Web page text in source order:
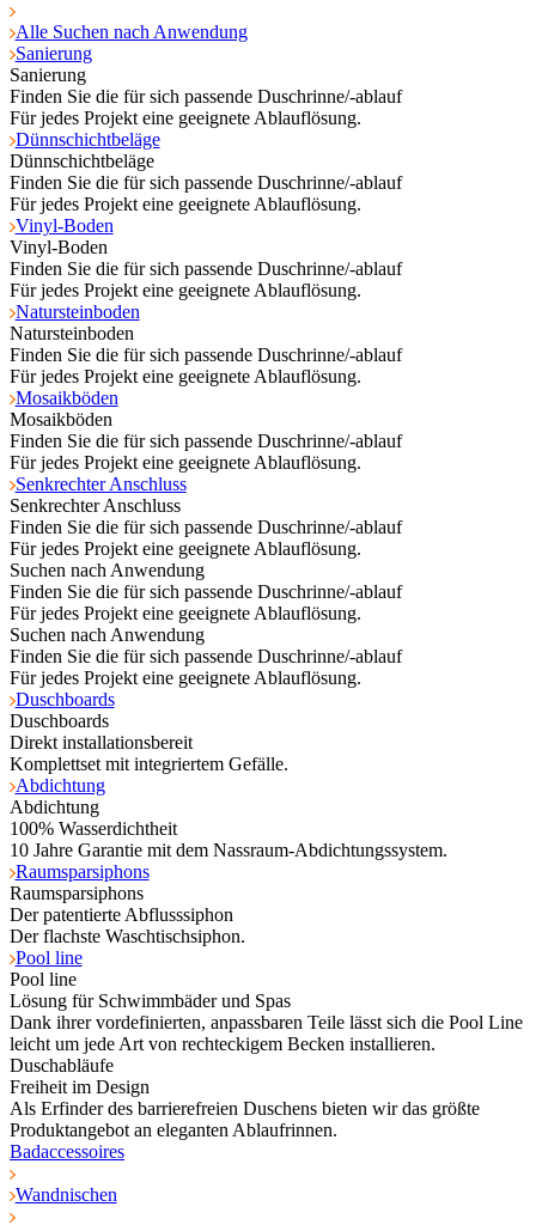
Alle Suchen nach Anwendung
Sanierung
Sanierung
Finden Sie die für sich passende Duschrinne/-ablauf
Für jedes Projekt eine geeignete Ablauflösung.
Dünnschichtbeläge
Dünnschichtbeläge
Finden Sie die für sich passende Duschrinne/-ablauf
Für jedes Projekt eine geeignete Ablauflösung.
Vinyl-Boden
Vinyl-Boden
Finden Sie die für sich passende Duschrinne/-ablauf
Für jedes Projekt eine geeignete Ablauflösung.
Natursteinboden
Natursteinboden
Finden Sie die für sich passende Duschrinne/-ablauf
Für jedes Projekt eine geeignete Ablauflösung.
Mosaikböden
Mosaikböden
Finden Sie die für sich passende Duschrinne/-ablauf
Für jedes Projekt eine geeignete Ablauflösung.
Senkrechter Anschluss
Senkrechter Anschluss
Finden Sie die für sich passende Duschrinne/-ablauf
Für jedes Projekt eine geeignete Ablauflösung.
Suchen nach Anwendung
Finden Sie die für sich passende Duschrinne/-ablauf
Für jedes Projekt eine geeignete Ablauflösung.
Suchen nach Anwendung
Finden Sie die für sich passende Duschrinne/-ablauf
Für jedes Projekt eine geeignete Ablauflösung.
Duschboards
Duschboards
Direkt installationsbereit
Komplettset mit integriertem Gefälle.
Abdichtung
Abdichtung
100% Wasserdichtheit
10 Jahre Garantie mit dem Nassraum-Abdichtungssystem.
Raumsparsiphons
Raumsparsiphons
Der patentierte Abflusssiphon
Der flachste Waschtischsiphon.
Pool line
Pool line
Lösung für Schwimmbäder und Spas
Dank ihrer vordefinierten, anpassbaren Teile lässt sich die Pool Line
leicht um jede Art von rechteckigem Becken installieren.
Duschabläufe
Freiheit im Design
Als Erfinder des barrierefreien Duschens bieten wir das größte
Produktangebot an eleganten Ablaufrinnen.
Badaccessoires
Wandnischen